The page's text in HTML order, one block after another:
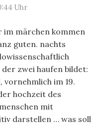
Uhr
im märchen kommen
guten. nachts
zwei haufen bildet:
vornehmlich im 19.
hochzeit des
mit
darstellen … was soll